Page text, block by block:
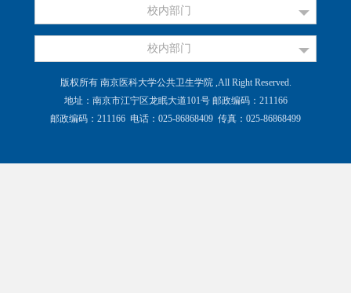
校内部门
校内部门
版权所有 南京医科大学公共卫生学院 ,All Right Reserved.
地址：南京市江宁区龙眠大道101号 邮政编码：211166
邮政编码：211166 电话：025-86868409 传真：025-86868499